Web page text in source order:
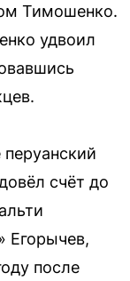
Тимошенко.
удвоил
счёт до
Егорычев,
после